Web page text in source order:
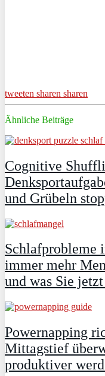
tweeten sharen sharen
Ähnliche Beiträge
Cognitive
und Grübeln
Schlafprobleme
immer mehr
und was Sie
Powernapping
Mittagstief
produktiver